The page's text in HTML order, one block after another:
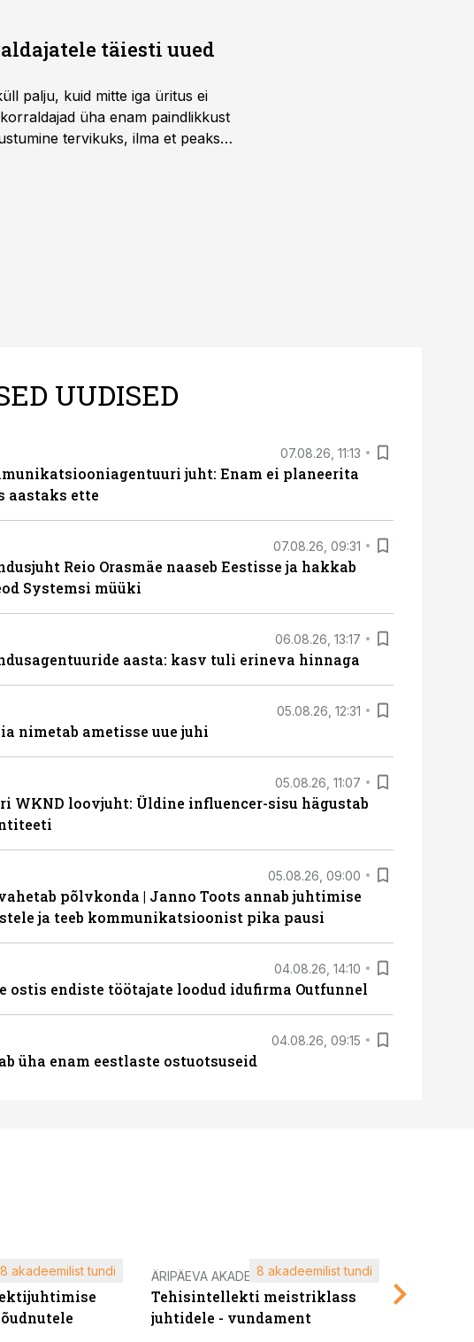
täiesti uued
palju, kuid mitte iga üritus ei
üha enam paindlikkust
tervikuks, ilma et peaks
UUDISED
07.08.26, 11:13
juht: Enam ei planeerita
aastaks ette
07.08.26, 09:31
Reio Orasmäe naaseb Eestisse ja hakkab
Systemsi müüki
06.08.26, 13:17
aasta: kasv tuli erineva hinnaga
05.08.26, 12:31
nimetab ametisse uue juhi
05.08.26, 11:07
WKND loovjuht: Üldine influencer-sisu hägustab
05.08.26, 09:00
põlvkonda | Janno Toots annab juhtimise
ja teeb kommunikatsioonist pika pausi
04.08.26, 14:10
ostis endiste töötajate loodud idufirma Outfunnel
04.08.26, 09:15
üha enam eestlaste ostuotsuseid
akadeemilist tundi ÄRIPÄEVA AKADEEMIA
Tehisintellekti meistriklass
juhtidele - vundament
8 akadeemilist tundi